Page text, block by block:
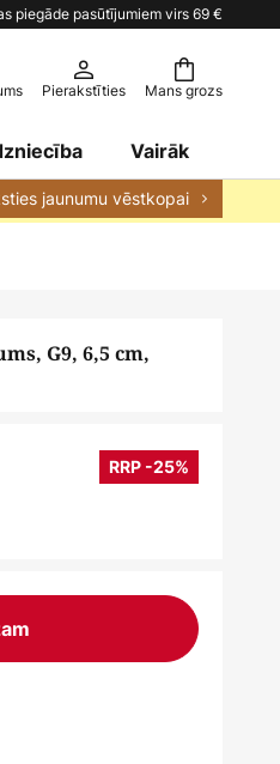
piegāde pasūtījumiem virs 69 €
Mans grozs
Pierakstīties
Vairāk
jaunumu vēstkopai
G9, 6,5 cm,
RRP -25%